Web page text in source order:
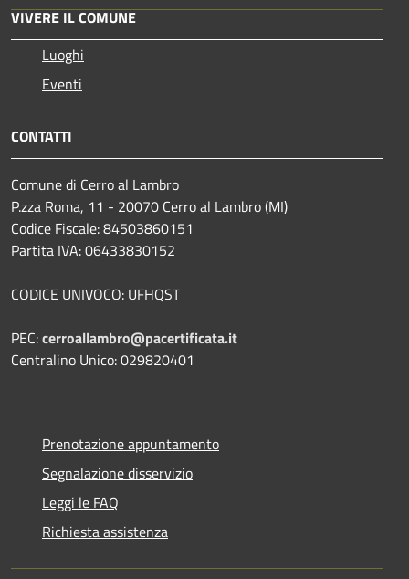
VIVERE IL COMUNE
Luoghi
Eventi
CONTATTI
Comune di Cerro al Lambro
P.zza Roma, 11 - 20070 Cerro al Lambro (MI)
Codice Fiscale: 84503860151
Partita IVA: 06433830152
CODICE UNIVOCO: UFHQST
PEC:cerroallambro@pacertificata.it
Centralino Unico: 029820401
Prenotazione appuntamento
Segnalazione disservizio
Leggi le FAQ
Richiesta assistenza